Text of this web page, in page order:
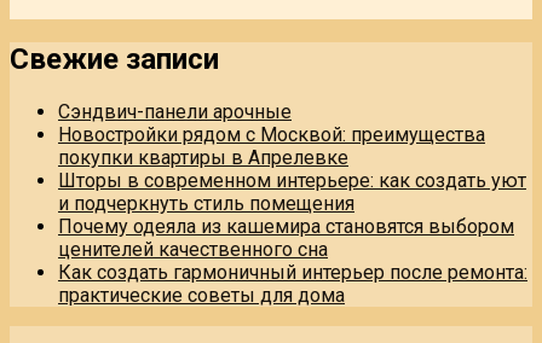
Свежие записи
Сэндвич-панели арочные
Новостройки рядом с Москвой: преимущества
покупки квартиры в Апрелевке
Шторы в современном интерьере: как создать уют
и подчеркнуть стиль помещения
Почему одеяла из кашемира становятся выбором
ценителей качественного сна
Как создать гармоничный интерьер после ремонта:
практические советы для дома